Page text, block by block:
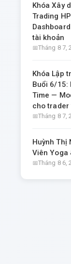
Khóa Xây
Trading
tài khoản
Tháng 8 7,
Khóa Lập
Buổi 6/15:
Time —
cho trader
Tháng 8 7,
Huỳnh Thị
Viên Yoga
Tháng 8 6,